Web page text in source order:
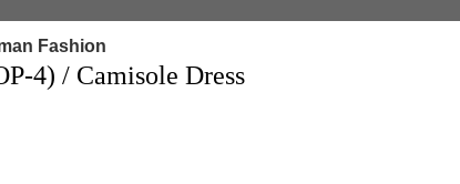
Fashion
4) / Camisole Dress